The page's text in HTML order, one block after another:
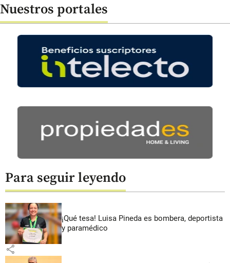
Nuestros portales
Para seguir leyendo
¡Qué tesa! Luisa Pineda es bombera, deportista
y paramédico
share